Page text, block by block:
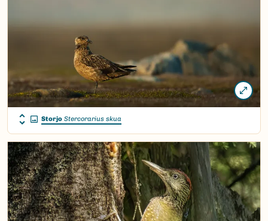
Storjo Stercorarius skua